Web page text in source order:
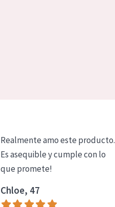
Realmente amo este producto.
Es asequible y cumple con lo
que promete!
Chloe, 47